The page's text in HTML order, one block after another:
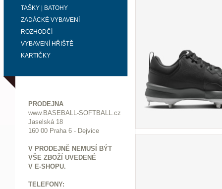
TAŠKY | BATOHY
ZADÁCKÉ VYBAVENÍ
ROZHODČÍ
VYBAVENÍ HŘIŠTĚ
KARTIČKY
PRODEJNA
www.BASEBALL-SOFTBALL.cz
Jaselská 18
160 00 Praha 6 - Dejvice
V PRODEJNĚ NEMUSÍ BÝT
VŠE ZBOŽÍ UVEDENÉ
V E-SHOPU.
TELEFONY: